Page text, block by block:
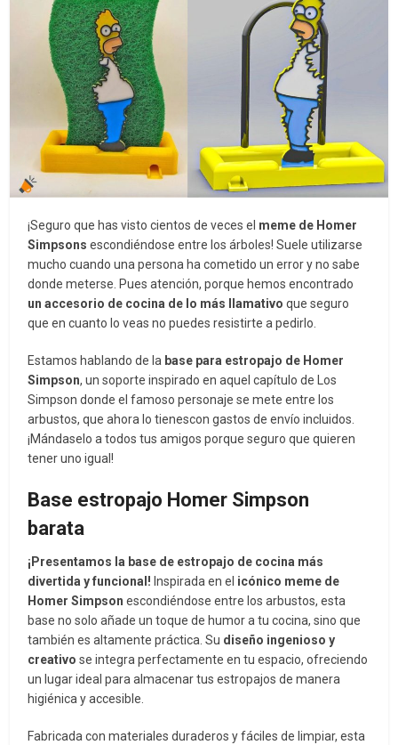
¡Seguro que has visto cientos de veces el meme de Homer
Simpsons escondiéndose entre los árboles! Suele utilizarse
mucho cuando una persona ha cometido un error y no sabe
donde meterse. Pues atención, porque hemos encontrado
un accesorio de cocina de lo más llamativo que seguro
que en cuanto lo veas no puedes resistirte a pedirlo.
Estamos hablando de la base para estropajo de Homer
Simpson, un soporte inspirado en aquel capítulo de Los
Simpson donde el famoso personaje se mete entre los
arbustos, que ahora lo tienescon gastos de envío incluidos.
¡Mándaselo a todos tus amigos porque seguro que quieren
tener uno igual!
Base estropajo Homer Simpson
barata
¡Presentamos la base de estropajo de cocina más
divertida y funcional!Inspirada en el icónico meme de
Homer Simpsonescondiéndose entre los arbustos, esta
base no solo añade un toque de humor a tu cocina, sino que
también es altamente práctica. Su diseño ingenioso y
creativo se integra perfectamente en tu espacio, ofreciendo
un lugar ideal para almacenar tus estropajos de manera
higiénica y accesible.
Fabricada con materiales duraderos y fáciles de limpiar, esta